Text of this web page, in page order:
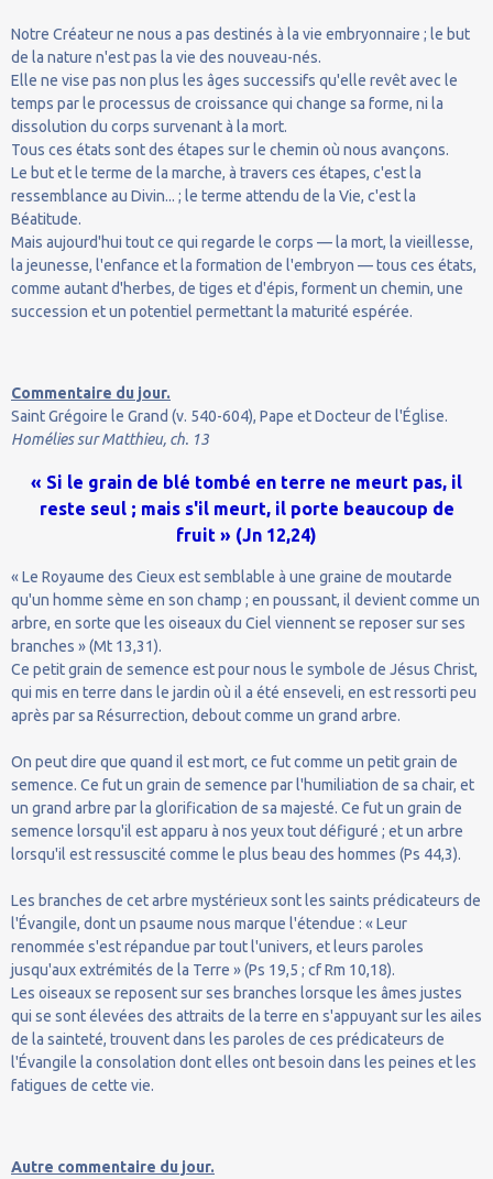
Notre Créateur ne nous a pas destinés à la vie embryonnaire ; le but
de la nature n'est pas la vie des nouveau-nés.
Elle ne vise pas non plus les âges successifs qu'elle revêt avec le
temps par le processus de croissance qui change sa forme, ni la
dissolution du corps survenant à la mort.
Tous ces états sont des étapes sur le chemin où nous avançons.
Le but et le terme de la marche, à travers ces étapes, c'est la
ressemblance au Divin... ; le terme attendu de la Vie, c'est la
Béatitude.
Mais aujourd'hui tout ce qui regarde le corps — la mort, la vieillesse,
la jeunesse, l'enfance et la formation de l'embryon — tous ces états,
comme autant d'herbes, de tiges et d'épis, forment un chemin, une
succession et un potentiel permettant la maturité espérée.
Commentaire du jour.
Saint Grégoire le Grand (v. 540-604), Pape et Docteur de l'Église.
Homélies sur Matthieu, ch. 13
« Si le grain de blé tombé en terre ne meurt pas, il
reste seul ; mais s'il meurt, il porte beaucoup de
fruit » (Jn 12,24)
« Le Royaume des Cieux est semblable à une graine de moutarde
qu'un homme sème en son champ ; en poussant, il devient comme un
arbre, en sorte que les oiseaux du Ciel viennent se reposer sur ses
branches » (Mt 13,31).
Ce petit grain de semence est pour nous le symbole de Jésus Christ,
qui mis en terre dans le jardin où il a été enseveli, en est ressorti peu
après par sa Résurrection, debout comme un grand arbre.
On peut dire que quand il est mort, ce fut comme un petit grain de
semence. Ce fut un grain de semence par l'humiliation de sa chair, et
un grand arbre par la glorification de sa majesté. Ce fut un grain de
semence lorsqu'il est apparu à nos yeux tout défiguré ; et un arbre
lorsqu'il est ressuscité comme le plus beau des hommes (Ps 44,3).
Les branches de cet arbre mystérieux sont les saints prédicateurs de
l'Évangile, dont un psaume nous marque l'étendue : « Leur
renommée s'est répandue par tout l'univers, et leurs paroles
jusqu'aux extrémités de la Terre » (Ps 19,5 ; cf Rm 10,18).
Les oiseaux se reposent sur ses branches lorsque les âmes justes
qui se sont élevées des attraits de la terre en s'appuyant sur les ailes
de la sainteté, trouvent dans les paroles de ces prédicateurs de
l'Évangile la consolation dont elles ont besoin dans les peines et les
fatigues de cette vie.
Autre commentaire du jour.